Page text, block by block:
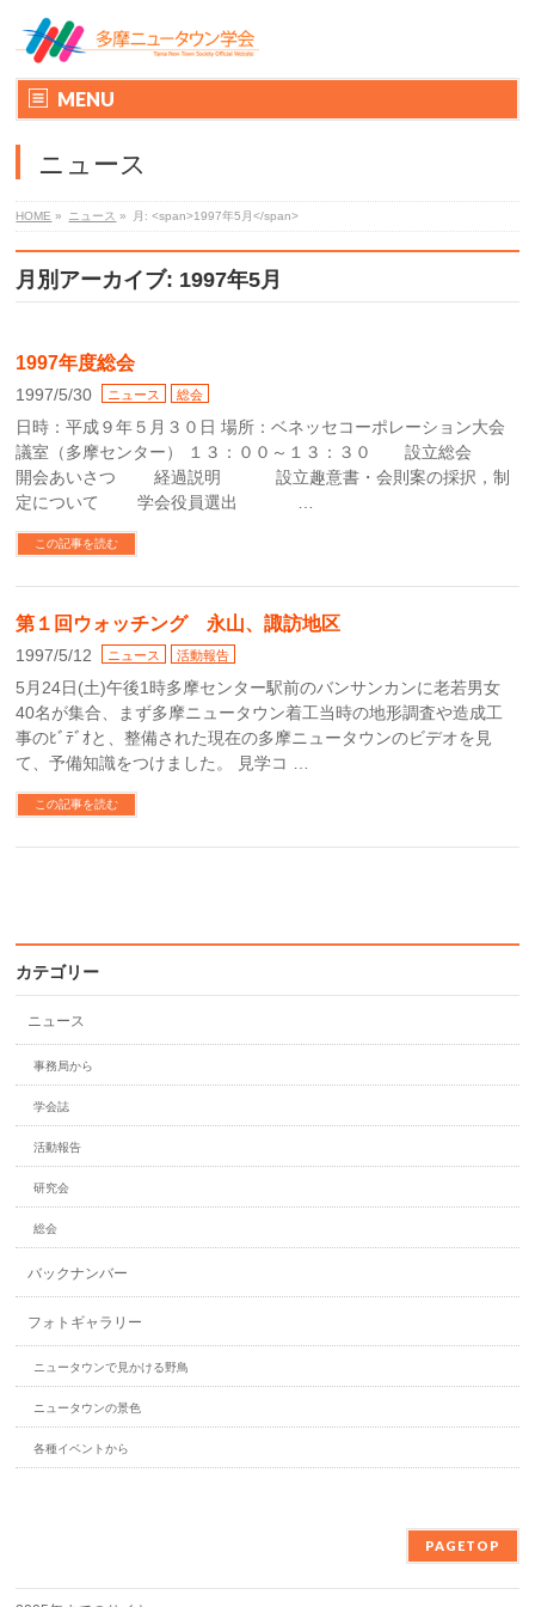
MENU
ニュース
HOME » ニュース » 月: <span>1997年5月</span>
月別アーカイブ: 1997年5月
1997年度総会
1997/5/30 ニュース 総会
日時：平成９年５月３０日 場所：ベネッセコーポレーション大会
議室（多摩センター） １３：００～１３：３０ 設立総会
開会あいさつ 経過説明 設立趣意書・会則案の採択，制
定について 学会役員選出 …
この記事を読む
第１回ウォッチング 永山、諏訪地区
1997/5/12 ニュース 活動報告
5月24日(土)午後1時多摩センター駅前のバンサンカンに老若男女
40名が集合、まず多摩ニュータウン着工当時の地形調査や造成工
事のﾋﾞﾃﾞｵと、整備された現在の多摩ニュータウンのビデオを見
て、予備知識をつけました。 見学コ …
この記事を読む
カテゴリー
ニュース
事務局から
学会誌
活動報告
研究会
総会
バックナンバー
フォトギャラリー
ニュータウンで見かける野鳥
ニュータウンの景色
各種イベントから
PAGETOP